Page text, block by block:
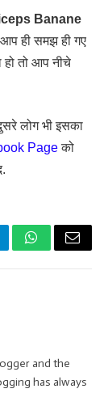
Banane
ही समझ ही गए
तो आप नीचे
लोग भी इसका
Pageको
WhatsApp
Email
and the
has always